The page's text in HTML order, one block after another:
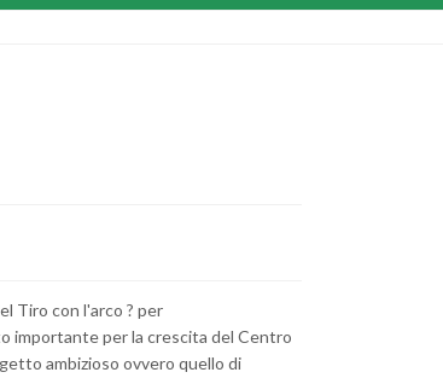
Tiro con l'arco ? per
importante per la crescita del Centro
ambizioso ovvero quello di